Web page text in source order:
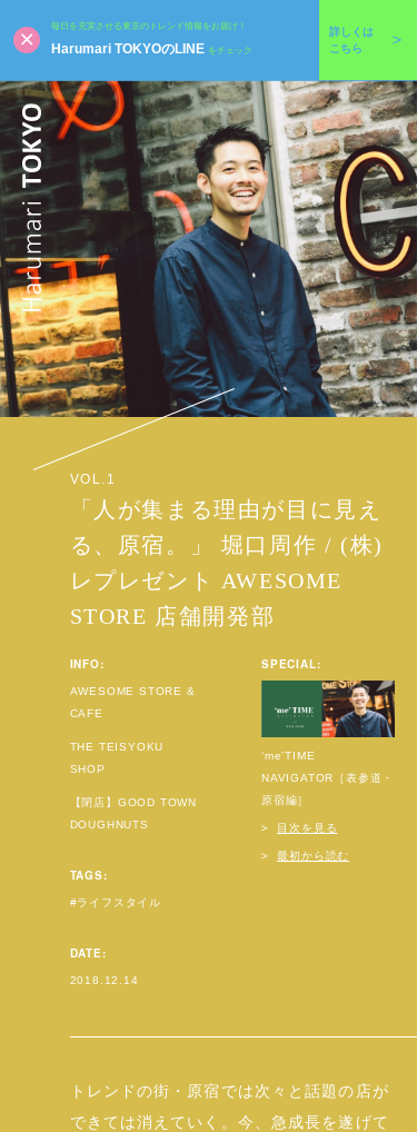
毎日を充実させる東京のトレンド情報をお届け！
Harumari TOKYOのLINE をチェック
詳しくは
こちら
VOL.1
「人が集まる理由が目に見え
る、原宿。」 堀口周作 / (株)
レプレゼント AWESOME
STORE 店舗開発部
INFO:
AWESOME STORE &
CAFE
THE TEISYOKU
SHOP
【閉店】GOOD TOWN
DOUGHNUTS
TAGS:
ライフスタイル
DATE:
2018.12.14
SPECIAL:
‘me’TIME
NAVIGATOR［表参道・
原宿編］
目次を見る
最初から読む
トレンドの街・原宿では次々と話題の店が
できては消えていく。今、急成長を遂げて